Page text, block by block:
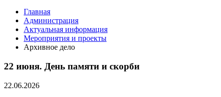
Главная
Администрация
Актуальная информация
Мероприятия и проекты
Архивное дело
22 июня. День памяти и скорби
22.06.2026